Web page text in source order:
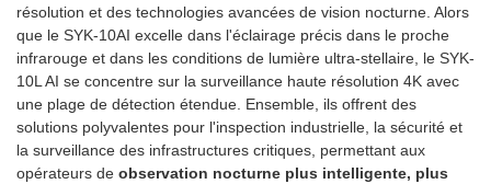
résolution et des technologies avancées de vision nocturne. Alors
que le SYK-10AI excelle dans l'éclairage précis dans le proche
infrarouge et dans les conditions de lumière ultra-stellaire, le SYK-
10L AI se concentre sur la surveillance haute résolution 4K avec
une plage de détection étendue. Ensemble, ils offrent des
solutions polyvalentes pour l'inspection industrielle, la sécurité et
la surveillance des infrastructures critiques, permettant aux
opérateurs de observation nocturne plus intelligente, plus